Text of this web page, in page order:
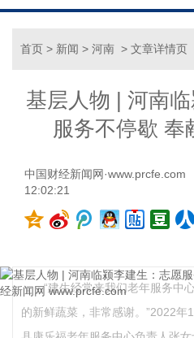
首页 > 新闻 > 河南 > 文章详情页
基层人物 | 河南
服务不停歇 奉
中国财经新闻网·www.prcfe.com
12:02:21
“建生经常来我们老年服务中
的新鲜蔬菜，非常感谢。”2022年